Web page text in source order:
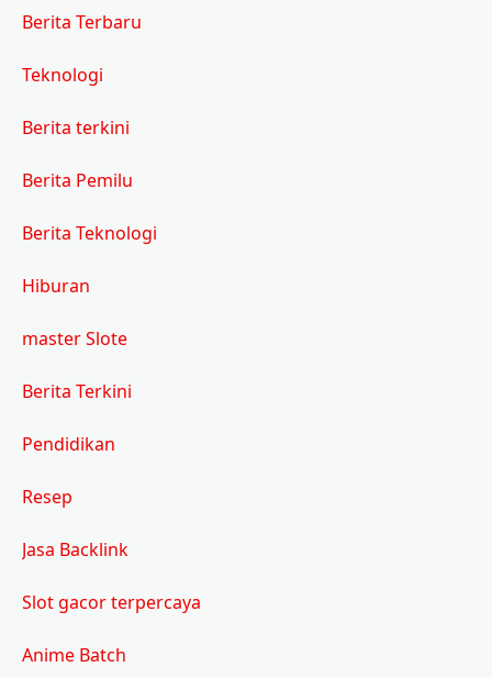
Berita Terbaru
Teknologi
Berita terkini
Berita Pemilu
Berita Teknologi
Hiburan
master Slote
Berita Terkini
Pendidikan
Resep
Jasa Backlink
Slot gacor terpercaya
Anime Batch